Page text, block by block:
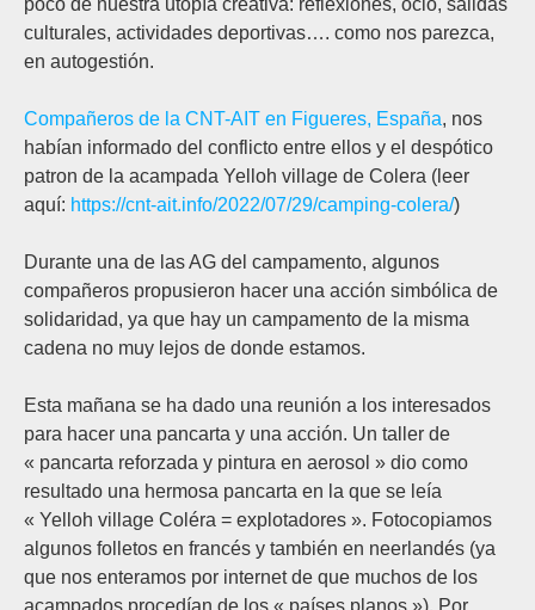
poco de nuestra utopía creativa: reflexiones, ocio, salidas
culturales, actividades deportivas…. como nos parezca,
en autogestión.
Compañeros de la CNT-AIT en Figueres, España, nos
habían informado del conflicto entre ellos y el despótico
patron de la acampada Yelloh village de Colera (leer
aquí: https://cnt-ait.info/2022/07/29/camping-colera/)
Durante una de las AG del campamento, algunos
compañeros propusieron hacer una acción simbólica de
solidaridad, ya que hay un campamento de la misma
cadena no muy lejos de donde estamos.
Esta mañana se ha dado una reunión a los interesados
para hacer una pancarta y una acción. Un taller de
« pancarta reforzada y pintura en aerosol » dio como
resultado una hermosa pancarta en la que se leía
« Yelloh village Coléra = explotadores ». Fotocopiamos
algunos folletos en francés y también en neerlandés (ya
que nos enteramos por internet de que muchos de los
acampados procedían de los « países planos »). Por